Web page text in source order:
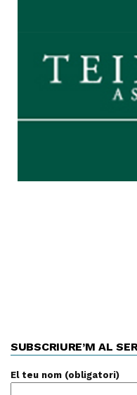
SUBSCRIURE’M AL
El teu nom (obligatori)